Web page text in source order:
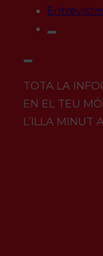
TOTA LA
EN EL TEU
L’ILLA MINUT